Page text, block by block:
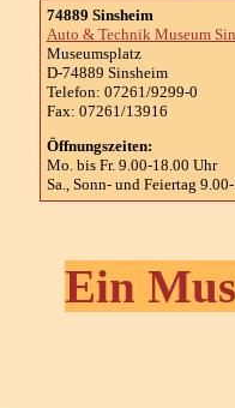
74889 Sinsheim
Auto & Technik Museum
Museumsplatz
D-74889 Sinsheim
Telefon: 07261/9299-0
Fax: 07261/13916
Öffnungszeiten:
Mo. bis Fr. 9.00-18.00 Uhr
Sa., Sonn- und Feiertag
Ein